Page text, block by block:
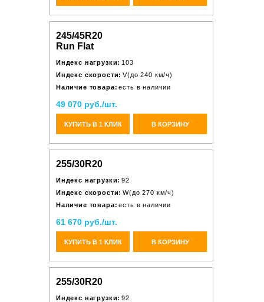
245/45R20
Run Flat
Индекс нагрузки: 103
Индекс скорости: V(до 240 км/ч)
Наличие товара: есть в наличии
49 070 руб./шт.
КУПИТЬ В 1 КЛИК В КОРЗИНУ
255/30R20
Индекс нагрузки: 92
Индекс скорости: W(до 270 км/ч)
Наличие товара: есть в наличии
61 670 руб./шт.
КУПИТЬ В 1 КЛИК В КОРЗИНУ
255/30R20
Индекс нагрузки: 92